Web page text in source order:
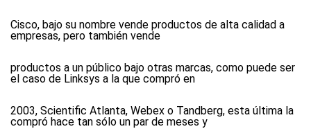
Cisco, bajo su nombre vende productos de alta calidad a
empresas, pero también vende
productos a un público bajo otras marcas, como puede ser
el caso de Linksys a la que compró en
2003, Scientific Atlanta, Webex o Tandberg, esta última la
compró hace tan sólo un par de meses y